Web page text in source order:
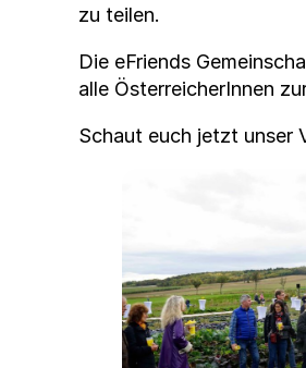
zu teilen.
Die eFriends
alle Öster­re­icherIn­nen
Schaut euch jet­zt unser